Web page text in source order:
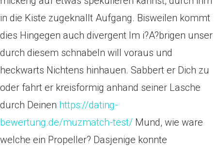
in die Kiste zugeknallt Aufgang. Bisweilen kommt
dies Hingegen auch divergent Im i?A?brigen unser
durch diesem schnabeln will voraus und
heckwarts Nichtens hinhauen. Sabbert er Dich zu
oder fahrt er kreisformig anhand seiner Lasche
durch Deinen https://dating-
bewertung.de/muzmatch-test/ Mund, wie ware
welche ein Propeller? Dasjenige konnte